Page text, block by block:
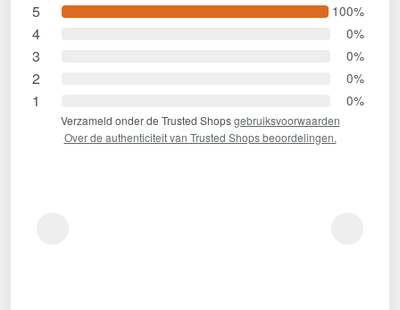
5 100%
4 0%
3 0%
2 0%
1 0%
Verzameld onder de Trusted Shopsgebruiksvoorwaarden
Over de authenticiteit van Trusted Shops beoordelingen.